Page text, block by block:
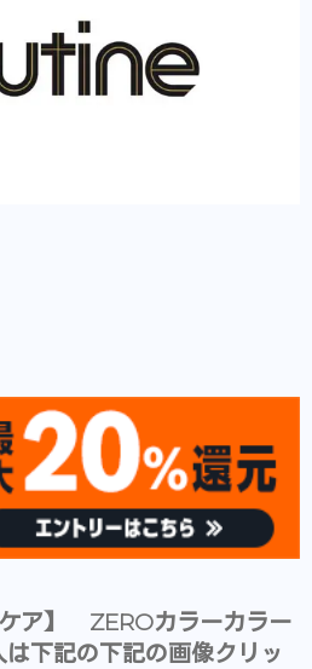
ケア】 ZEROカラーカラー
下記の下記の画像クリッ